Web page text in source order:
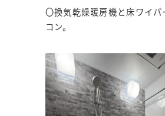
〇換気乾燥暖房機と床ワイパ
コン。